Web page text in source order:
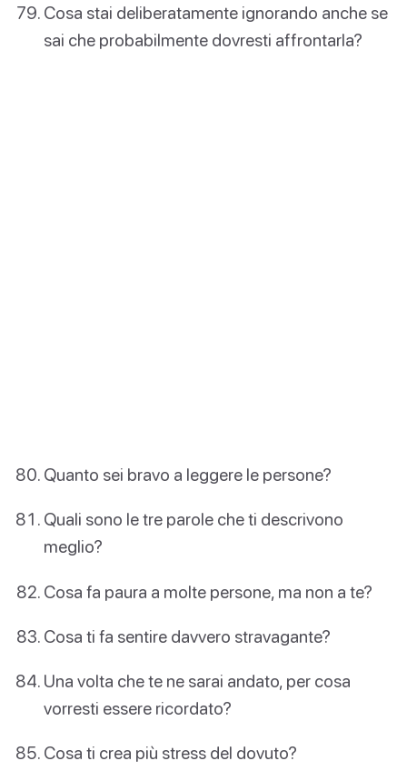
Cosa stai deliberatamente ignorando anche se
sai che probabilmente dovresti affrontarla?
Quanto sei bravo a leggere le persone?
Quali sono le tre parole che ti descrivono
meglio?
Cosa fa paura a molte persone, ma non a te?
Cosa ti fa sentire davvero stravagante?
Una volta che te ne sarai andato, per cosa
vorresti essere ricordato?
Cosa ti crea più stress del dovuto?